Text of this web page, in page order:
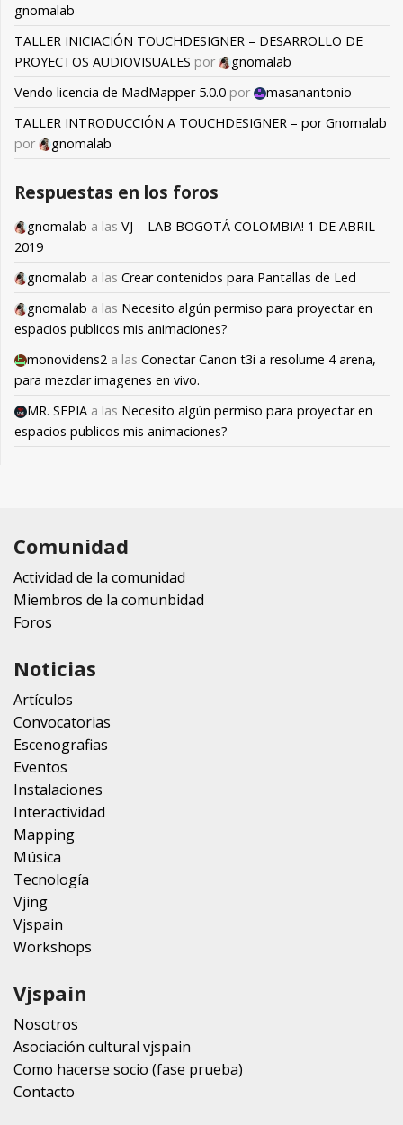
gnomalab
TALLER INICIACIÓN TOUCHDESIGNER – DESARROLLO DE
PROYECTOS AUDIOVISUALES por
gnomalab
Vendo licencia de MadMapper 5.0.0 por
masanantonio
TALLER INTRODUCCIÓN A TOUCHDESIGNER – por Gnomalab
por
gnomalab
Respuestas en los foros
gnomalab a las VJ – LAB BOGOTÁ COLOMBIA! 1 DE ABRIL
2019
gnomalab a las Crear contenidos para Pantallas de Led
gnomalab a las Necesito algún permiso para proyectar en
espacios publicos mis animaciones?
monovidens2 a las Conectar Canon t3i a resolume 4 arena,
para mezclar imagenes en vivo.
MR. SEPIA a las Necesito algún permiso para proyectar en
espacios publicos mis animaciones?
Comunidad
Actividad de la comunidad
Miembros de la comunbidad
Foros
Noticias
Artículos
Convocatorias
Escenografias
Eventos
Instalaciones
Interactividad
Mapping
Música
Tecnología
Vjing
Vjspain
Workshops
Vjspain
Nosotros
Asociación cultural vjspain
Como hacerse socio (fase prueba)
Contacto